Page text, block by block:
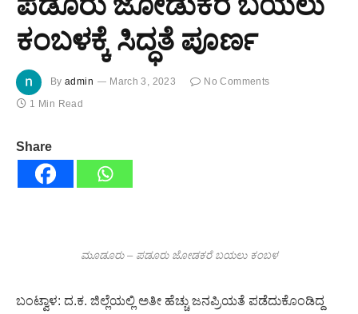
ಕಂಬಳಕ್ಕೆ ಸಿದ್ಧತೆ ಪೂರ್ಣ
By admin March 3, 2023
No Comments
1 Min Read
Share
ಮೂಡೂರು – ಪಡೂರು ಜೋಡಕರೆ ಬಯಲು ಕಂಬಳ
ಬಂಟ್ವಾಳ: ದ.ಕ. ಜಿಲ್ಲೆಯಲ್ಲಿ ಅತೀ ಹೆಚ್ಚು ಜನಪ್ರಿಯತೆ ಪಡೆದುಕೊಂಡಿದ್ದ